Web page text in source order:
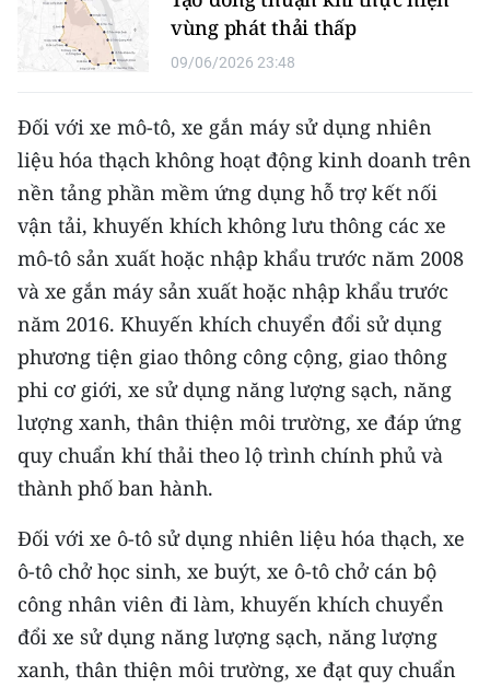
vùng phát thải thấp
09/06/2026 23:48
Đối với xe mô-tô, xe gắn máy sử dụng nhiên
liệu hóa thạch không hoạt động kinh doanh trên
nền tảng phần mềm ứng dụng hỗ trợ kết nối
vận tải, khuyến khích không lưu thông các xe
mô-tô sản xuất hoặc nhập khẩu trước năm 2008
và xe gắn máy sản xuất hoặc nhập khẩu trước
năm 2016. Khuyến khích chuyển đổi sử dụng
phương tiện giao thông công cộng, giao thông
phi cơ giới, xe sử dụng năng lượng sạch, năng
lượng xanh, thân thiện môi trường, xe đáp ứng
quy chuẩn khí thải theo lộ trình chính phủ và
thành phố ban hành.
Đối với xe ô-tô sử dụng nhiên liệu hóa thạch, xe
ô-tô chở học sinh, xe buýt, xe ô-tô chở cán bộ
công nhân viên đi làm, khuyến khích chuyển
đổi xe sử dụng năng lượng sạch, năng lượng
xanh, thân thiện môi trường, xe đạt quy chuẩn